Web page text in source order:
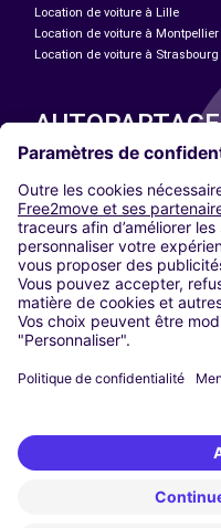
Location de voiture à Lille
Location de voiture à Montpellier
Location de voiture à Strasbourg
AUTOPARTAGE
Paris
Madrid
Washington DC
Milan
Rome
Turin
Vienne
Berlin
Düsseldorf